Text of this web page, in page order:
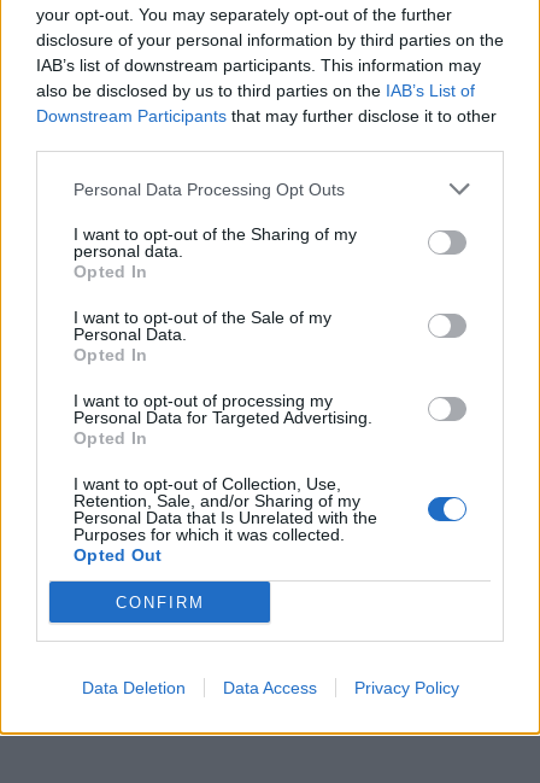
your opt-out. You may separately opt-out of the further
disclosure of your personal information by third parties on the
IAB’s list of downstream participants. This information may
also be disclosed by us to third parties on the IAB’s List of
Downstream Participants that may further disclose it to other
Personal Data Processing Opt Outs
I want to opt-out of the Sharing of my
personal data.
Opted In
I want to opt-out of the Sale of my
Personal Data.
Opted In
I want to opt-out of processing my
Personal Data for Targeted Advertising.
Opted In
I want to opt-out of Collection, Use,
Retention, Sale, and/or Sharing of my
Personal Data that Is Unrelated with the
Purposes for which it was collected.
Opted Out
CONFIRM
Data Deletion Data Access Privacy Policy
être les capacités socio-cognitives des chats », peut-on lire
ainsi dans l’étude qui va même plus loin, en émettant
l’hypothèse que les félins seraient davantage attachés aux
humains que les chiens.
qu’un enfant en fonction du degré d’attachement et
d'amour qu’ils portent aux humains. Ils seraient en outre
Animal solitaire vous dites ?